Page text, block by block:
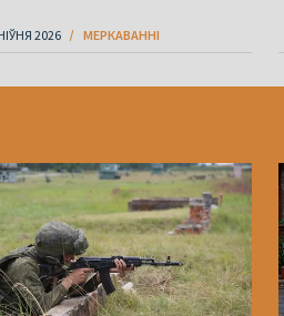
2026 МЕРКАВАННI